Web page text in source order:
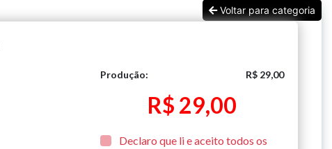
Voltar para categoria
Produção: R$ 29,00
R$ 29,00
Declaro que li e aceito todos os